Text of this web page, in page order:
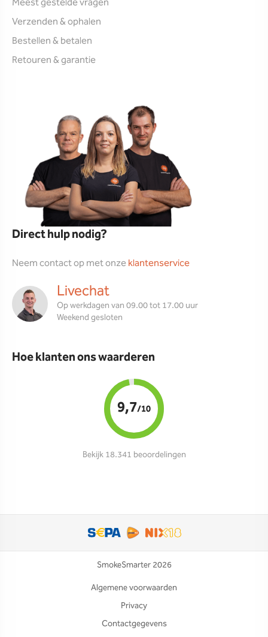
Verzenden & ophalen
Bestellen & betalen
Retouren & garantie
Direct hulp nodig?
Neem contact op met onzeklantenservice
Livechat
Op werkdagen van 09.00 tot 17.00 uur
Weekend gesloten
Hoe klanten ons waarderen
9,7/10
Bekijk 18.341 beoordelingen
SmokeSmarter 2026
Algemene voorwaarden
Privacy
Contactgegevens